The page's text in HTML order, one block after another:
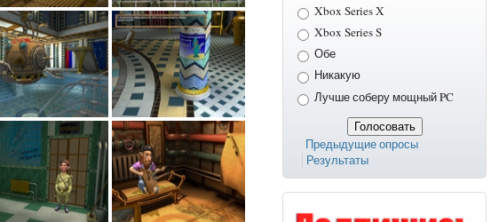
Xbox Series X
Xbox Series S
Обе
Никакую
Лучше соберу мощный PC
Предыдущие опросы
Результаты